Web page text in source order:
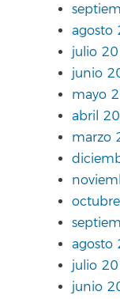
agosto
julio
junio
mayo
abril
marzo
agosto
julio
junio